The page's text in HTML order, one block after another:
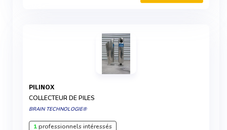
PILINOX
COLLECTEUR DE PILES
BRAIN TECHNOLOGIE®
1professionnels intéressés